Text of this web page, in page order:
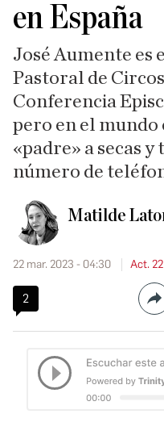
en España
José Aumente es
Pastoral de
Conferencia
pero en el
«padre» a secas
número de
Matilde
22 mar. 2023 - 04:30 Act.
2